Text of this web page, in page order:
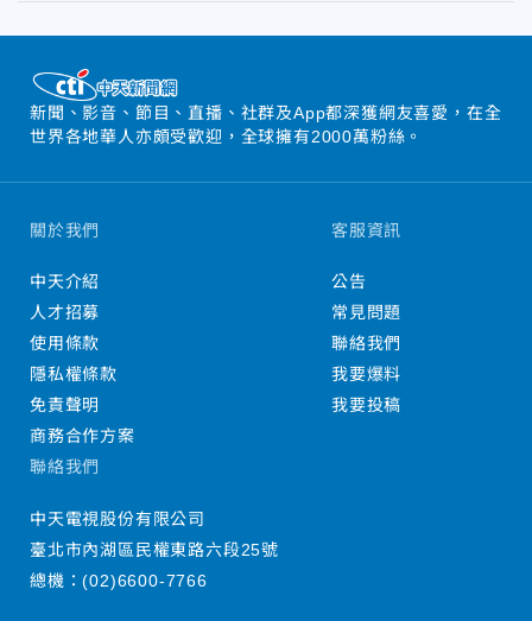
新聞、影音、節目、直播、社群及App都深獲網友喜愛，在全
世界各地華人亦頗受歡迎，全球擁有2000萬粉絲。
關於我們
中天介紹
人才招募
使用條款
隱私權條款
免責聲明
商務合作方案
客服資訊
公告
常見問題
聯絡我們
我要爆料
我要投稿
聯絡我們
中天電視股份有限公司
臺北市內湖區民權東路六段25號
總機：(02)6600-7766